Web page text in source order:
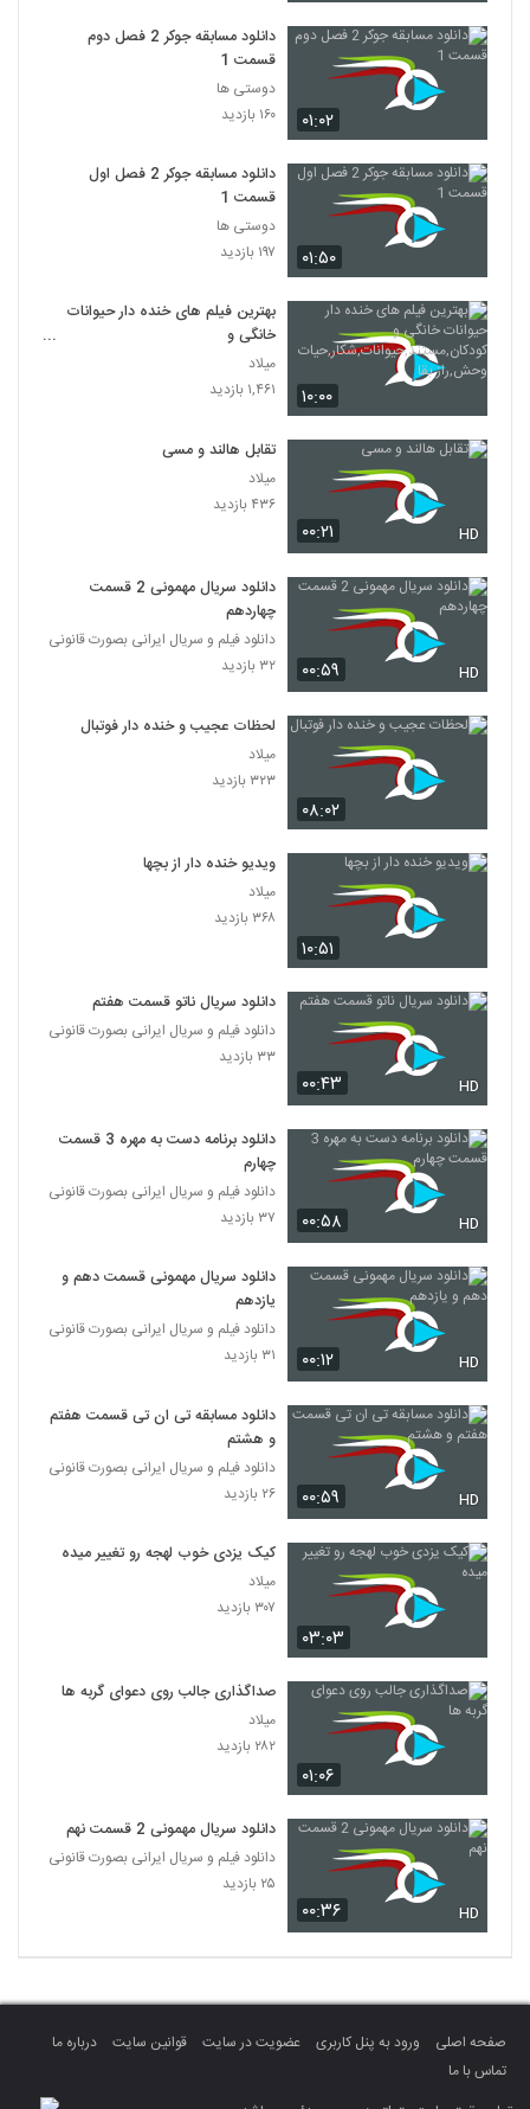
۰۱:۰۲
دانلود مسابقه جوکر 2 فصل دوم
قسمت 1
دوستی ها
۱۶۰ بازدید
۰۱:۵۰
دانلود مسابقه جوکر 2 فصل اول
قسمت 1
دوستی ها
۱۹۷ بازدید
۱۰:۰۰
بهترین فیلم های خنده دار حیوانات
خانگی و
کودکان,مستند,حیوانات,شکار,حیات
وحش,راز بقا
میلاد
۱,۴۶۱ بازدید
۰۰:۲۱ HD
تقابل هالند و مسی
میلاد
۴۳۶ بازدید
۰۰:۵۹ HD
دانلود سریال مهمونی 2 قسمت
چهاردهم
دانلود فیلم و سریال ایرانی بصورت قانونی
۳۲ بازدید
۰۸:۰۲
لحظات عجیب و خنده دار فوتبال
میلاد
۳۲۳ بازدید
۱۰:۵۱
ویدیو خنده دار از بچها
میلاد
۳۶۸ بازدید
۰۰:۴۳ HD
دانلود سریال ناتو قسمت هفتم
دانلود فیلم و سریال ایرانی بصورت قانونی
۳۳ بازدید
۰۰:۵۸ HD
دانلود برنامه دست به مهره 3 قسمت
چهارم
دانلود فیلم و سریال ایرانی بصورت قانونی
۳۷ بازدید
۰۰:۱۲ HD
دانلود سریال مهمونی قسمت دهم و
یازدهم
دانلود فیلم و سریال ایرانی بصورت قانونی
۳۱ بازدید
۰۰:۵۹ HD
دانلود مسابقه تی ان تی قسمت هفتم
و هشتم
دانلود فیلم و سریال ایرانی بصورت قانونی
۲۶ بازدید
۰۳:۰۳
کیک یزدی خوب لهجه رو تغییر میده
میلاد
۳۰۷ بازدید
۰۱:۰۶
صداگذاری جالب روی دعوای گربه ها
میلاد
۲۸۲ بازدید
۰۰:۳۶ HD
دانلود سریال مهمونی 2 قسمت نهم
دانلود فیلم و سریال ایرانی بصورت قانونی
۲۵ بازدید
صفحه اصلی ورود به پنل کاربری عضویت در سایت قوانین سایت
درباره ما
تماس با ما